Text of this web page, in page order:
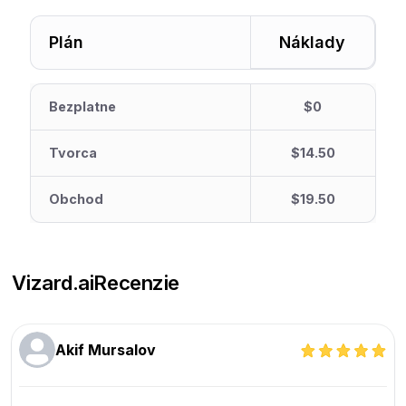
Plán Náklady
Bezplatne $0
Tvorca $14.50
Obchod $19.50
Vizard.aiRecenzie
Akif Mursalov